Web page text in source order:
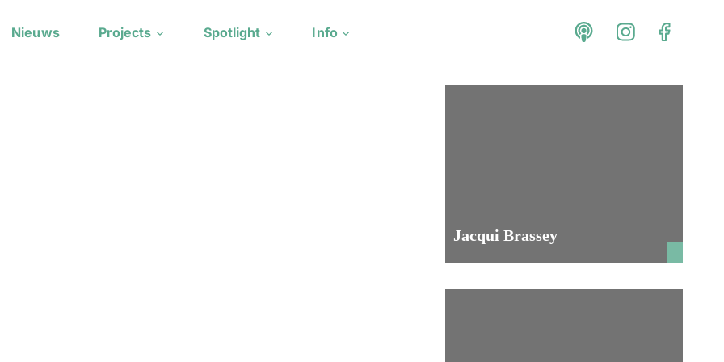
Nieuws Projects Spotlight Info
Jacqui Brassey